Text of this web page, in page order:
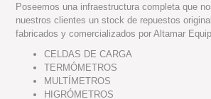
Poseemos una infraestructura completa que
nuestros clientes un stock de repuestos
fabricados y comercializados por Altamar
CELDAS DE CARGA
TERMÓMETROS
MULTÍMETROS
HIGRÓMETROS